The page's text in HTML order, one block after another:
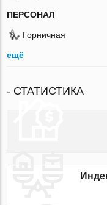
ПЕРСОНАЛ
Горничная
ещё
- СТАТИСТИКА